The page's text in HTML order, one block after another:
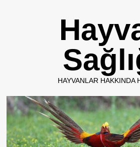
HAYVANLAR HAKKINDA